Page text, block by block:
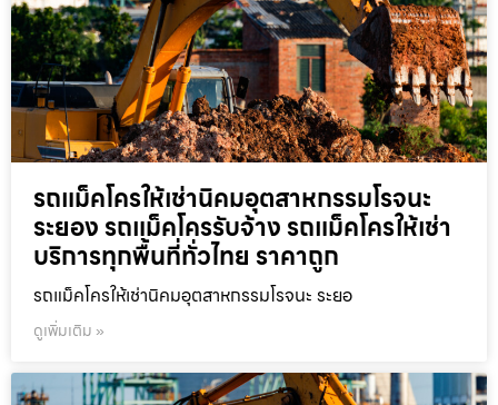
รถแม็คโครให้เช่านิคมอุตสาหกรรมโรจนะ
ระยอง รถแม็คโครรับจ้าง รถแม็คโครให้เช่า
บริการทุกพื้นที่ทั่วไทย ราคาถูก
รถแม็คโครให้เช่านิคมอุตสาหกรรมโรจนะ ระยอ
ดูเพิ่มเติม »